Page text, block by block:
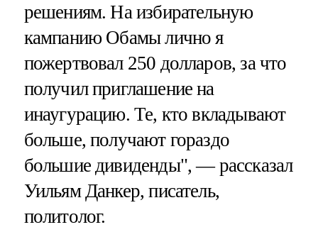
решениям. На избирательную
кампанию Обамы лично я
пожертвовал 250 долларов, за что
получил приглашение на
инаугурацию. Те, кто вкладывают
больше, получают гораздо
большие дивиденды", — рассказал
Уильям Данкер, писатель,
политолог.